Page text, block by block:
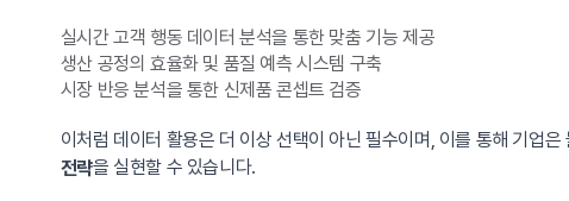
실시간 고객 행동 데이터 분석을 통한 맞춤 기능 제공
생산 공정의 효율화 및 품질 예측 시스템 구축
시장 반응 분석을 통한 신제품 콘셉트 검증
이처럼 데이터 활용은 더 이상 선택이 아닌 필수이며, 이를 통해 기업
전략을 실현할 수 있습니다.